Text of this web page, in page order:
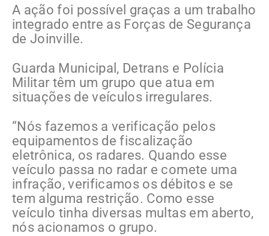
A ação foi possível graças a um trabalho
integrado entre as Forças de Segurança
de Joinville.
Guarda Municipal, Detrans e Polícia
Militar têm um grupo que atua em
situações de veículos irregulares.
“Nós fazemos a verificação pelos
equipamentos de fiscalização
eletrônica, os radares. Quando esse
veículo passa no radar e comete uma
infração, verificamos os débitos e se
tem alguma restrição. Como esse
veículo tinha diversas multas em aberto,
nós acionamos o grupo.